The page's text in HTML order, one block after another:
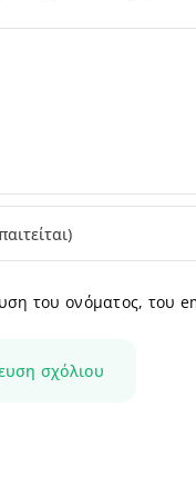
του ονόματος, του